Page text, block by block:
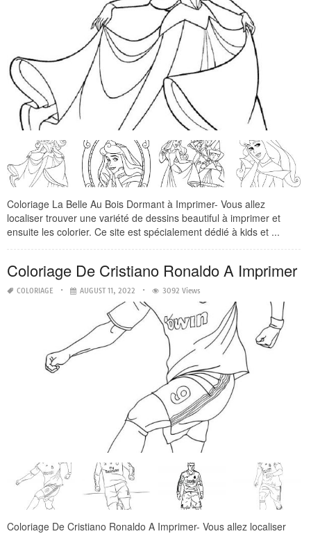
Coloriage La Belle Au Bois Dormant à Imprimer- Vous allez
localiser trouver une variété de dessins beautiful à imprimer et
ensuite les colorier. Ce site est spécialement dédié à kids et ...
Coloriage De Cristiano Ronaldo A Imprimer
COLORIAGE AUGUST 11, 2022 3092 Views
Coloriage De Cristiano Ronaldo A Imprimer- Vous allez localiser